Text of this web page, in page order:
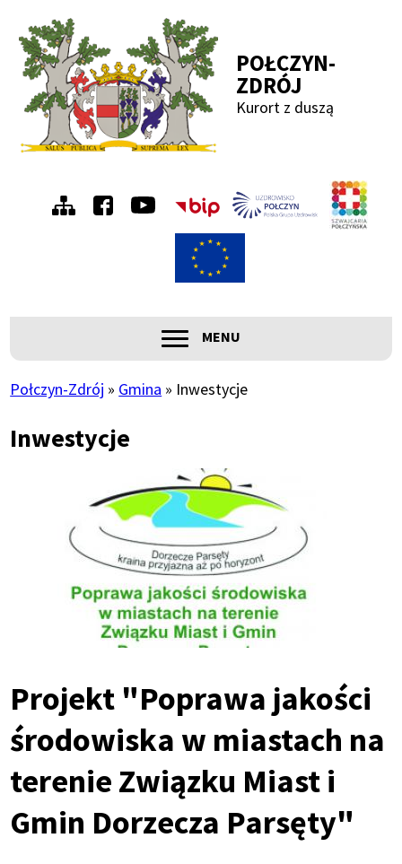
Przejdź
do
menu
Przejdź
do
treści
Przejdź
do
wyszukiwania
Przejdź
do
stopki
POŁCZYN-
ZDRÓJ
Kurort z duszą
Menu
prawe
Główna
nawigacja
ROZWIŃ
MENU
nawigacyjna
Połczyn-Zdrój Gmina Inwestycje
Inwestycje
Projekt "Poprawa jakości
środowiska w miastach na
terenie Związku Miast i
Gmin Dorzecza Parsęty"